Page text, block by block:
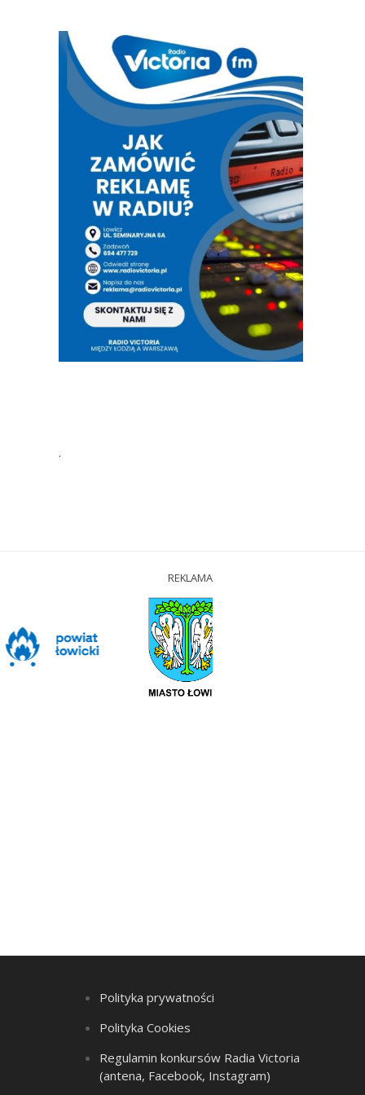
.
REKLAMA
Polityka prywatności
Polityka Cookies
Regulamin konkursów Radia Victoria
(antena, Facebook, Instagram)